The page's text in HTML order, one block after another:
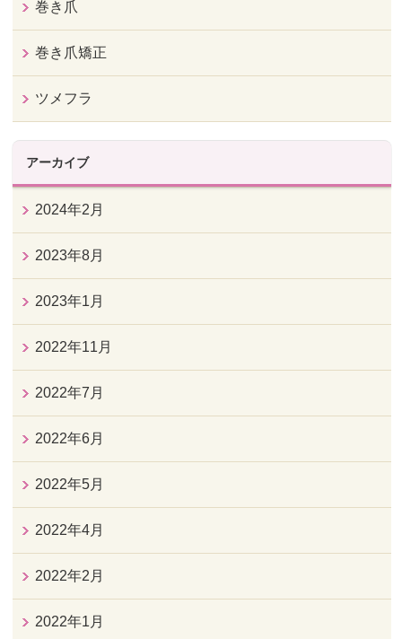
巻き爪
巻き爪矯正
ツメフラ
アーカイブ
2024年2月
2023年8月
2023年1月
2022年11月
2022年7月
2022年6月
2022年5月
2022年4月
2022年2月
2022年1月